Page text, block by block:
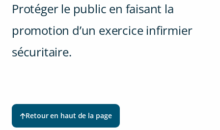
Protéger le public en faisant la
promotion d’un exercice infirmier
sécuritaire.
Retour en haut de la page